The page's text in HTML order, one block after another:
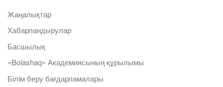
Жаңалықтар
Хабарландырулар
Басшылық
«Bolashaq» Академиясының құрылымы
Білім беру бағдарламалары